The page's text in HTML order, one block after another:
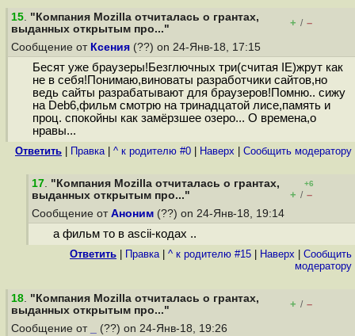
15. "Компания Mozilla отчиталась о грантах,
выданных открытым про..."
+ / –
Сообщение от Ксения (??) on 24-Янв-18, 17:15
Бесят уже браузеры!Безглючных три(считая IE)жрут как
не в себя!Понимаю,виноваты разработчики сайтов,но
ведь сайты разрабатывают для браузеров!Помню.. сижу
на Deb6,фильм смотрю на тринадцатой лисе,память и
проц. спокойны как замёрзшее озеро... О времена,о
нравы...
Ответить Правка| ^ к родителю #0 Наверх Cообщить модератору
17. "Компания Mozilla отчиталась о грантах,
выданных открытым про..."
+6
+ / –
Сообщение от Аноним (??) on 24-Янв-18, 19:14
а фильм то в ascii-кодах ..
Ответить Правка| ^ к родителю #15 Наверх
Cообщить
модератору
18. "Компания Mozilla отчиталась о грантах,
выданных открытым про..."
+ / –
Сообщение от (??) on 24-Янв-18, 19:26